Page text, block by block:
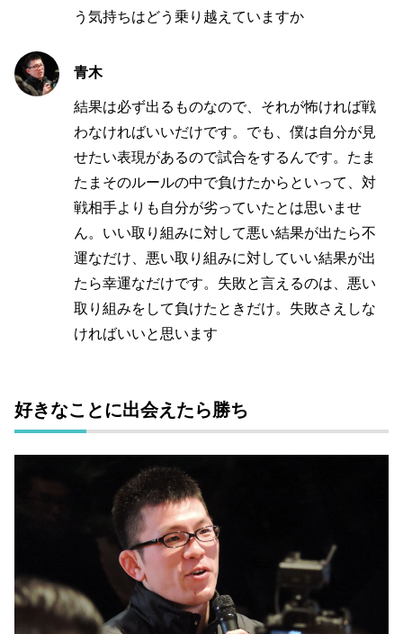
う気持ちはどう乗り越えていますか
青木
結果は必ず出るものなので、それが怖ければ戦
わなければいいだけです。でも、僕は自分が見
せたい表現があるので試合をするんです。たま
たまそのルールの中で負けたからといって、対
戦相手よりも自分が劣っていたとは思いませ
ん。いい取り組みに対して悪い結果が出たら不
運なだけ、悪い取り組みに対していい結果が出
たら幸運なだけです。失敗と言えるのは、悪い
取り組みをして負けたときだけ。失敗さえしな
ければいいと思います
好きなことに出会えたら勝ち